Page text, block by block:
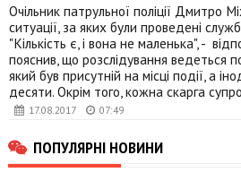
17.08.2017 07:49
Очільник патрульної поліції Дмитро
ситуації, за яких були проведені
"Кількість є, і вона не маленька", -
пояснив, що розслідування ведеться
який був присутній на місці події, а
десяти. Окрім того, кожна скарга
ПОПУЛЯРНІ НОВИНИ